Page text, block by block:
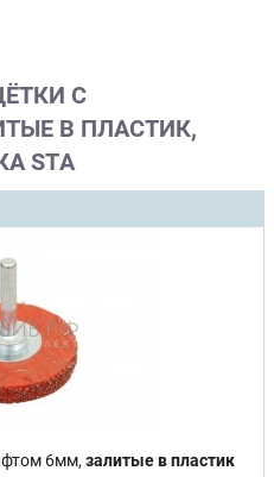
С
В ПЛАСТИК,
STА
6мм, залитые в пластик